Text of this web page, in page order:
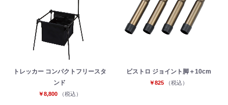
トレッカー コンパクトフリースタ
ンド
￥8,800 （税込）
ビストロ ジョイント脚＋10cm
￥825 （税込）